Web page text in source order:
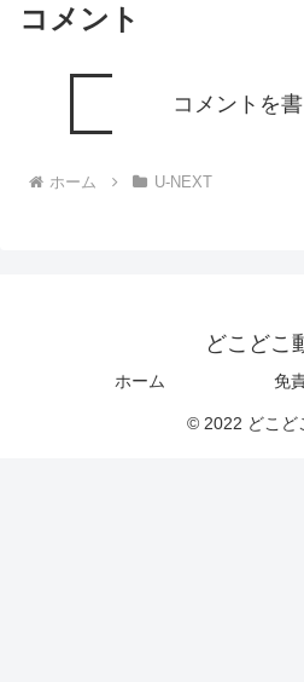
コメント
コメントを
ホーム U-NEXT
どこどこ
ホーム 免
© 2022 どこど